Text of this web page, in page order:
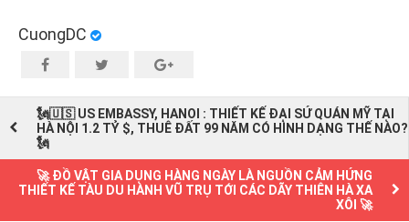
CuongDC
🗽🇺🇸 US EMBASSY, HANOI : THIẾT KẾ ĐẠI SỨ QUÁN MỸ TẠI
HÀ NỘI 1.2 TỶ $, THUÊ ĐẤT 99 NĂM CÓ HÌNH DẠNG THẾ NÀO?
🗽
🚀 ĐỒ VẬT GIA DỤNG HÀNG NGÀY LÀ NGUỒN CẢM HỨNG
THIẾT KẾ TÀU DU HÀNH VŨ TRỤ TỚI CÁC DÃY THIÊN HÀ XA
XÔI 🚀